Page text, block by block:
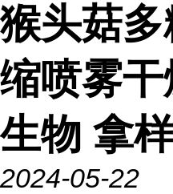
猴头菇
缩喷雾
生物 拿
2024-05-22